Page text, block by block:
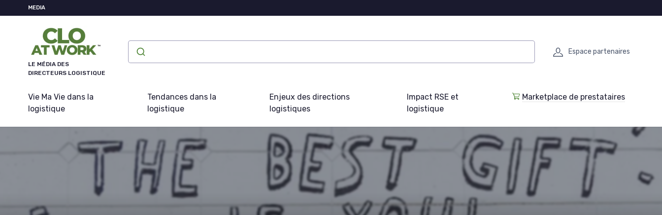
MEDIA
LE MÉDIA DES
DIRECTEURS LOGISTIQUE
Espace partenaires
Vie Ma Vie dans la
logistique
Tendances dans la
logistique
Enjeux des directions
logistiques
Impact RSE et
logistique
Marketplace de prestataires
Panneau de gestion des cookies